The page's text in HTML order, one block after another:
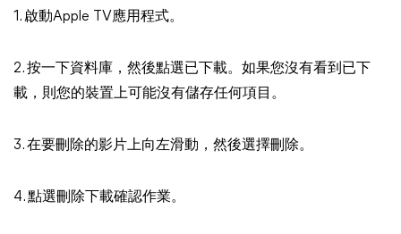
1. 啟動Apple TV應用程式。
2. 按一下資料庫，然後點選已下載。如果您沒有看到已下
載，則您的裝置上可能沒有儲存任何項目。
3. 在要刪除的影片上向左滑動，然後選擇刪除。
4. 點選刪除下載確認作業。